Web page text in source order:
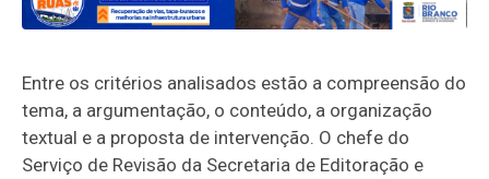
Entre os critérios analisados estão a compreensão do
tema, a argumentação, o conteúdo, a organização
textual e a proposta de intervenção. O chefe do
Serviço de Revisão da Secretaria de Editoração e